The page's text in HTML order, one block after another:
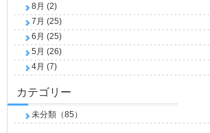
8月 (2)
7月 (25)
6月 (25)
5月 (26)
4月 (7)
カテゴリー
未分類（85）